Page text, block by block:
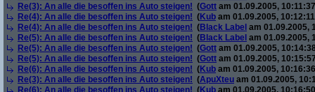
Re(3): An alle die besoffen ins Auto steigen! (Gott am 01.09.2005,
Re(4): An alle die besoffen ins Auto steigen! (Kub am 01.09.2005,
Re(4): An alle die besoffen ins Auto steigen! (Black Label am 01.09.2005,
Re(5): An alle die besoffen ins Auto steigen! (Black Label am 01.09.2005,
Re(5): An alle die besoffen ins Auto steigen! (Gott am 01.09.2005,
Re(5): An alle die besoffen ins Auto steigen! (Gott am 01.09.2005,
Re(6): An alle die besoffen ins Auto steigen! (Kub am 01.09.2005,
Re(3): An alle die besoffen ins Auto steigen! (ApuXteu am 01.09.2005,
Re(6): An alle die besoffen ins Auto steigen! (Kub am 01.09.2005,